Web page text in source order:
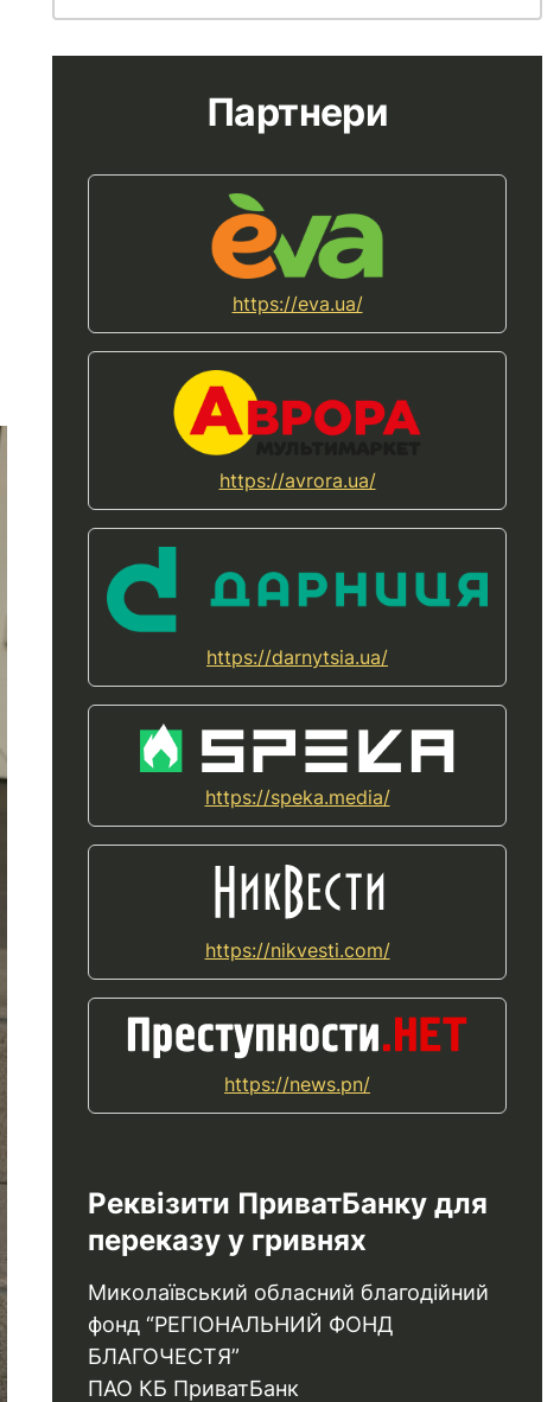
Партнери
https://eva.ua/
https://avrora.ua/
https://darnytsia.ua/
https://speka.media/
https://nikvesti.com/
https://news.pn/
Реквізити ПриватБанку для
переказу у гривнях
Миколаївський обласний благодійний
фонд “РЕГІОНАЛЬНИЙ ФОНД
БЛАГОЧЕСТЯ”
ПАО КБ ПриватБанк